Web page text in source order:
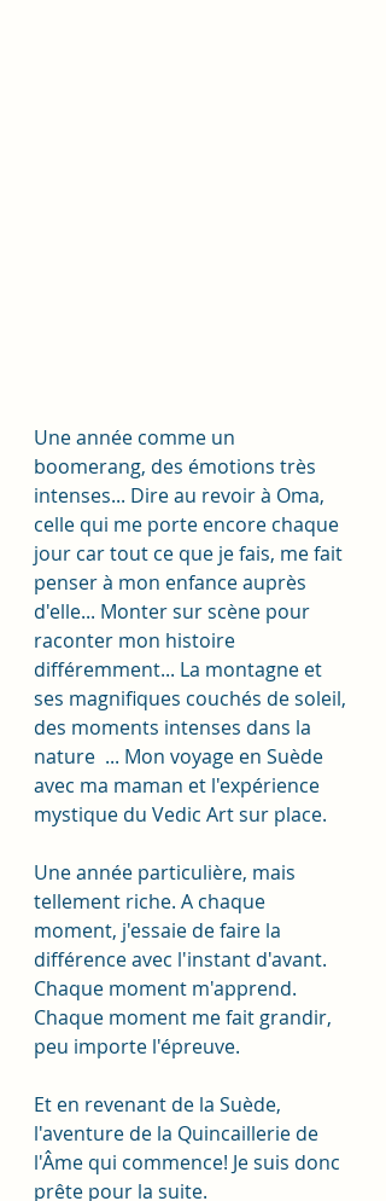
Une année comme un
boomerang, des émotions très
intenses... Dire au revoir à Oma,
celle qui me porte encore chaque
jour car tout ce que je fais, me fait
penser à mon enfance auprès
d'elle... Monter sur scène pour
raconter mon histoire
différemment... La montagne et
ses magnifiques couchés de soleil,
des moments intenses dans la
nature  ... Mon voyage en Suède
avec ma maman et l'expérience
mystique du Vedic Art sur place.
Une année particulière, mais
tellement riche. A chaque
moment, j'essaie de faire la
différence avec l'instant d'avant.
Chaque moment m'apprend.
Chaque moment me fait grandir,
peu importe l'épreuve.
Et en revenant de la Suède,
l'aventure de la Quincaillerie de
l'Âme qui commence! Je suis donc
prête pour la suite.